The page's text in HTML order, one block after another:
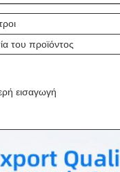
του προϊόντος
εισαγωγή